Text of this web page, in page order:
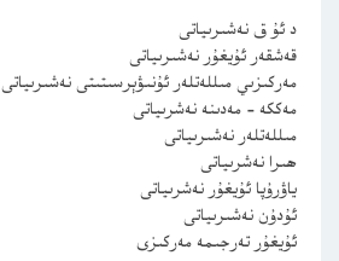
د ئۇ ق نەشىرىياتى
قەشقەر ئۇيغۇر نەشىرىياتى
مەركىزىي مىللەتلەر ئۇنىۋېرسىتىتى نەشىرىياتى
مەككە – مەدىنە نەشرىياتى
مىللەتلەر نەشىرىياتى
ھىرا نەشرىياتى
ياۋرۇپا ئۇيغۇر نەشرىياتى
ئۇدۇن نەشىرىياتى
ئۇيغۇر تەرجىمە مەركىزى